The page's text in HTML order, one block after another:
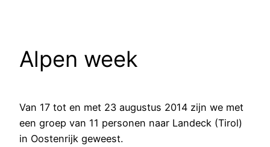
Alpen week
Van 17 tot en met 23 augustus 2014 zijn we met
een groep van 11 personen naar Landeck (Tirol)
in Oostenrijk geweest.